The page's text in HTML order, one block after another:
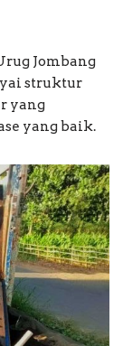
Jombang
struktur
yang
yang baik.